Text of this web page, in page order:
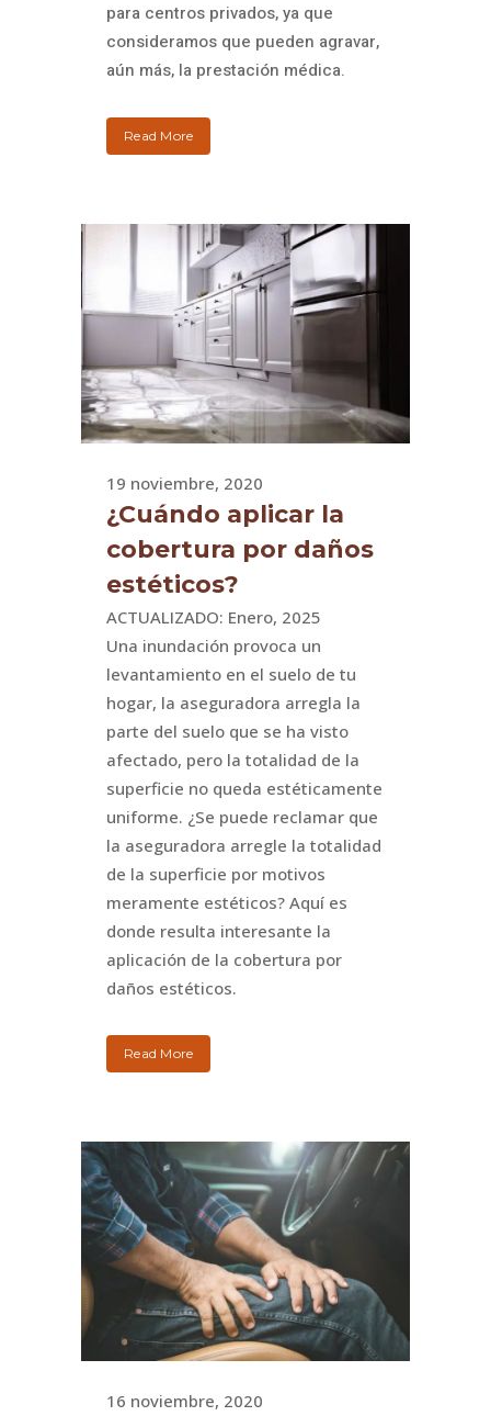
para centros privados, ya que
consideramos que pueden agravar,
aún más, la prestación médica.
Read More
19 noviembre, 2020
¿Cuándo aplicar la
cobertura por daños
estéticos?
ACTUALIZADO: Enero, 2025
Una inundación provoca un
levantamiento en el suelo de tu
hogar, la aseguradora arregla la
parte del suelo que se ha visto
afectado, pero la totalidad de la
superficie no queda estéticamente
uniforme. ¿Se puede reclamar que
la aseguradora arregle la totalidad
de la superficie por motivos
meramente estéticos? Aquí es
donde resulta interesante la
aplicación de la cobertura por
daños estéticos.
Read More
16 noviembre, 2020